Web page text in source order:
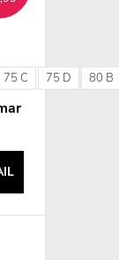
75 C 75 D 80 B